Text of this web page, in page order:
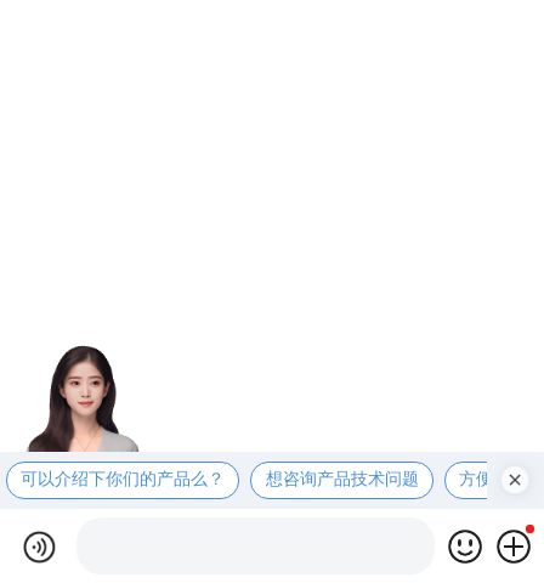
可以介绍下你们的产品么？ 想咨询产品技术问题 方便电话